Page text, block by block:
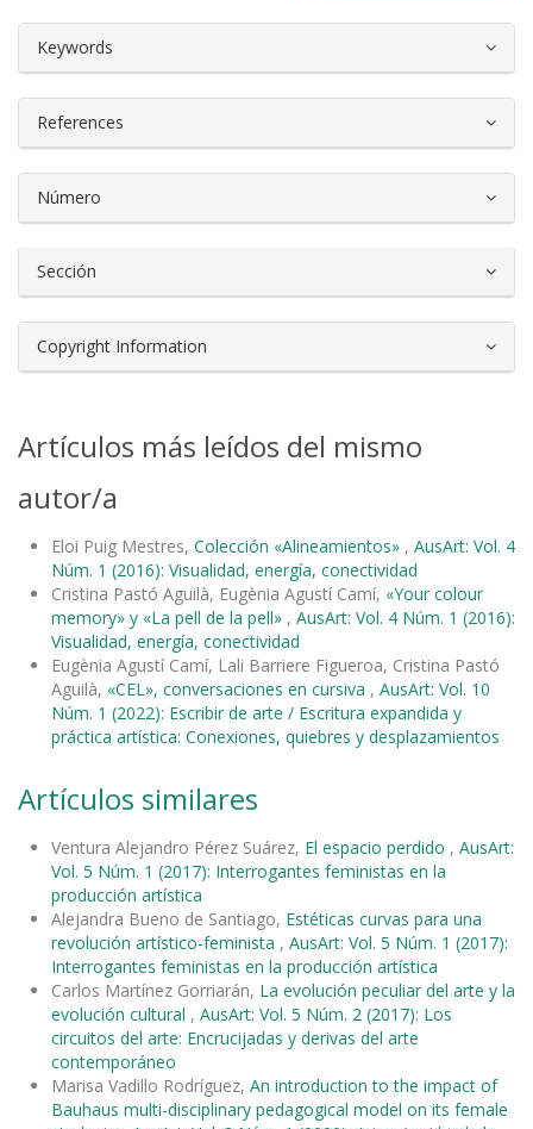
Keywords
References
Número
Sección
Copyright Information
Artículos más leídos del mismo
autor/a
Eloi Puig Mestres, Colección «Alineamientos» , AusArt: Vol. 4
Núm. 1 (2016): Visualidad, energía, conectividad
Cristina Pastó Aguilà, Eugènia Agustí Camí, «Your colour
memory» y «La pell de la pell» , AusArt: Vol. 4 Núm. 1 (2016):
Visualidad, energía, conectividad
Eugènia Agustí Camí, Lali Barriere Figueroa, Cristina Pastó
Aguilà, «CEL», conversaciones en cursiva , AusArt: Vol. 10
Núm. 1 (2022): Escribir de arte / Escritura expandida y
práctica artística: Conexiones, quiebres y desplazamientos
Artículos similares
Ventura Alejandro Pérez Suárez, El espacio perdido , AusArt:
Vol. 5 Núm. 1 (2017): Interrogantes feministas en la
producción artística
Alejandra Bueno de Santiago, Estéticas curvas para una
revolución artístico-feminista , AusArt: Vol. 5 Núm. 1 (2017):
Interrogantes feministas en la producción artística
Carlos Martínez Gorriarán, La evolución peculiar del arte y la
evolución cultural , AusArt: Vol. 5 Núm. 2 (2017): Los
circuitos del arte: Encrucijadas y derivas del arte
contemporáneo
Marisa Vadillo Rodríguez, An introduction to the impact of
Bauhaus multi-disciplinary pedagogical model on its female